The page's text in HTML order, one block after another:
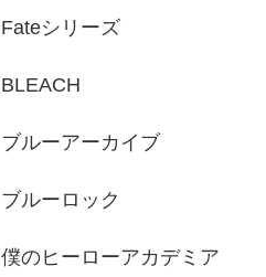
Fateシリーズ
BLEACH
ブルーアーカイブ
ブルーロック
僕のヒーローアカデミア